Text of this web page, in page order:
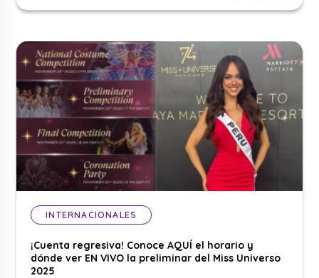
INTERNACIONALES
¡Cuenta regresiva! Conoce AQUÍ el horario y
dónde ver EN VIVO la preliminar del Miss Universo
2025